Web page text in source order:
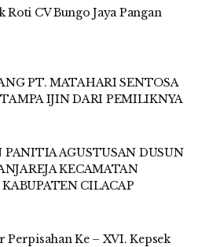
Roti CV Bungo Jaya Pangan
PT. MATAHARI SENTOSA
IJIN DARI PEMILIKNYA
PANITIA AGUSTUSAN DUSUN
KECAMATAN
CILACAP
Perpisahan Ke – XVI. Kepsek